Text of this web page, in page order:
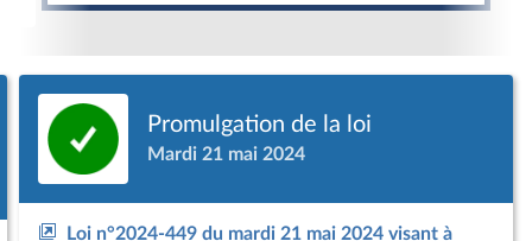
Promulgation de la loi
Mardi 21 mai 2024
Loi n°2024-449 du mardi 21 mai 2024 visant à